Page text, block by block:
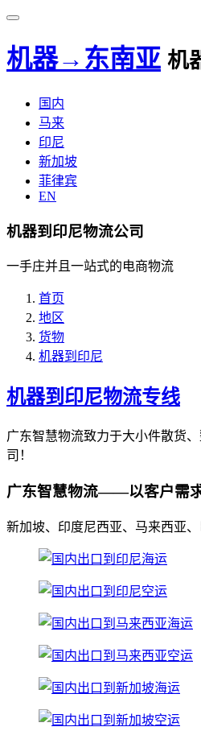
机器→东南亚 机
国内
马来
印尼
新加坡
菲律宾
EN
机器到印尼物流公司
一手庄并且一站式的电商物流
首页
地区
货物
机器到印尼
机器到印尼物流专线
广东智慧物流致力于大小件散货
司！
广东智慧物流——以客户需求
新加坡、印度尼西亚、马来西亚